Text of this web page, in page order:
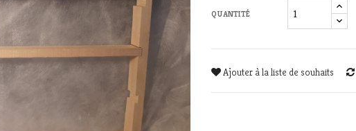
QUANTITÉ
Ajouter à la liste de souhaits